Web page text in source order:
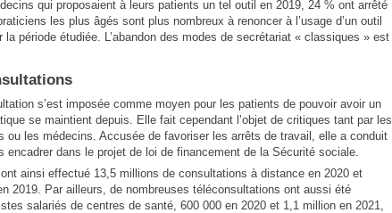
qui proposaient à leurs patients un tel outil en 2019, 24 % ont arrêté
les plus âgés sont plus nombreux à renoncer à l’usage d’un outil
période étudiée. L’abandon des modes de secrétariat « classiques » est
s’est imposée comme moyen pour les patients de pouvoir avoir un
se maintient depuis. Elle fait cependant l’objet de critiques tant par les
ou les médecins. Accusée de favoriser les arrêts de travail, elle a conduit
encadrer dans le projet de loi de financement de la Sécurité sociale.
ainsi effectué 13,5 millions de consultations à distance en 2020 et
2019. Par ailleurs, de nombreuses téléconsultations ont aussi été
salariés de centres de santé, 600 000 en 2020 et 1,1 million en 2021,